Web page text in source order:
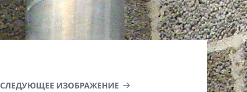
СЛЕДУЮЩЕЕ ИЗОБРАЖЕНИЕ